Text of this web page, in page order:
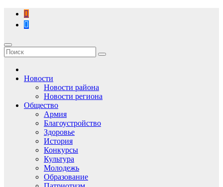
Перейти
содержимому
Новости
Новости района
Новости региона
Общество
Армия
Благоустройство
Здоровье
История
Конкурсы
Культура
Молодежь
Образование